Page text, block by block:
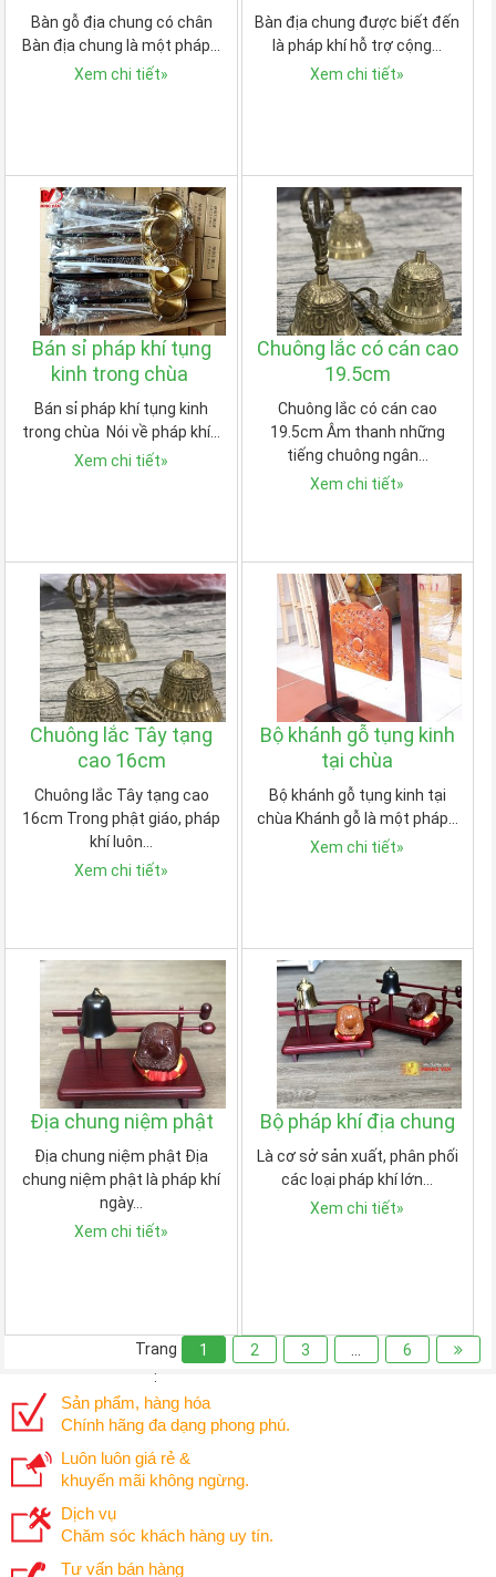
Bàn gỗ địa chung có chân
Bàn địa chung là một pháp…
Xem chi tiết»
Bàn địa chung được biết đến
là pháp khí hỗ trợ cộng…
Xem chi tiết»
Bán sỉ pháp khí tụng
kinh trong chùa
Bán sỉ pháp khí tụng kinh
trong chùa Nói về pháp khí…
Xem chi tiết»
Chuông lắc có cán cao
19.5cm
Chuông lắc có cán cao
19.5cm Âm thanh những
tiếng chuông ngân…
Xem chi tiết»
Chuông lắc Tây tạng
cao 16cm
Chuông lắc Tây tạng cao
16cm Trong phật giáo, pháp
khí luôn…
Xem chi tiết»
Bộ khánh gỗ tụng kinh
tại chùa
Bộ khánh gỗ tụng kinh tại
chùa Khánh gỗ là một pháp…
Xem chi tiết»
Địa chung niệm phật
Địa chung niệm phật Địa
chung niệm phật là pháp khí
ngày…
Xem chi tiết»
Bộ pháp khí địa chung
Là cơ sở sản xuất, phân phối
các loại pháp khí lớn…
Xem chi tiết»
Trang
:
1 2 3 6
Sản phẩm, hàng hóa
Chính hãng đa dạng phong phú.
Luôn luôn giá rẻ &
khuyến mãi không ngừng.
Dịch vụ
Chăm sóc khách hàng uy tín.
Tư vấn bán hàng